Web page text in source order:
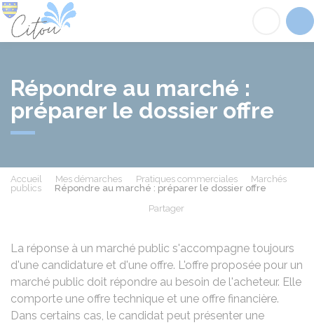
Répondre au marché :
préparer le dossier offre
Accueil Mes démarches Pratiques commerciales
Marchés
publics
Répondre au marché : préparer le dossier offre
Partager
La réponse à un marché public s'accompagne toujours
d'une candidature et d'une offre. L'offre proposée pour un
marché public doit répondre au besoin de l'acheteur. Elle
comporte une offre technique et une offre financière.
Dans certains cas, le candidat peut présenter une